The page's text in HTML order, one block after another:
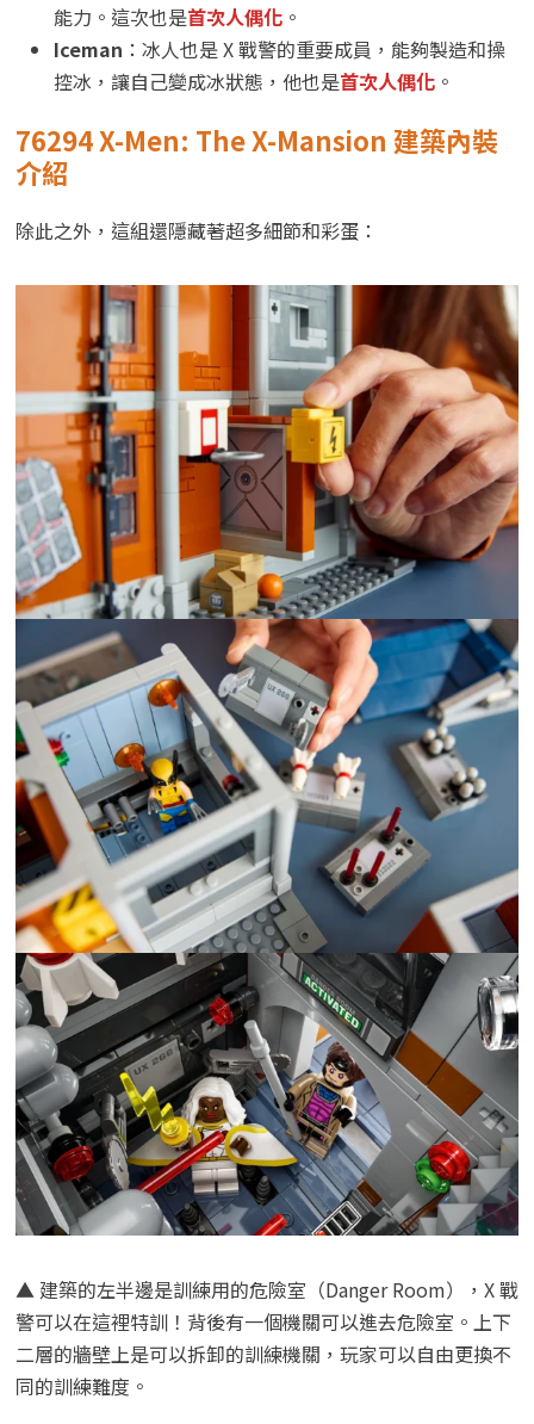
能力。這次也是首次人偶化。
Iceman ：冰人也是 X 戰警的重要成員，能夠製造和操
控冰，讓自己變成冰狀態，他也是首次人偶化。
76294 X-Men: The X-Mansion 建築內裝
介紹
除此之外，這組還隱藏著超多細節和彩蛋：
▲ 建築的左半邊是訓練用的危險室（Danger Room），X 戰
警可以在這裡特訓！背後有一個機關可以進去危險室。上下
二層的牆壁上是可以拆卸的訓練機關，玩家可以自由更換不
同的訓練難度。